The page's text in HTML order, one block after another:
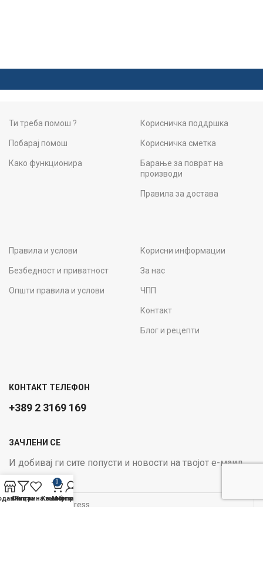
Ти треба помош ?
Побарај помош
Како функционира
Корисничка поддршка
Корисничка сметка
Барање за поврат на
производи
Правила за достава
Правила и услови
Безбедност и приватност
Општи правила и услови
Корисни информации
За нас
ЧПП
Контакт
Блог и рецепти
КОНТАКТ ТЕЛЕФОН
+389 2 3169 169
ЗАЧЛЕНИ СЕ
И добивај ги сите попусти и новости на твојот е-маил
Email address:
Филтри
Листа на желби
0
Кошничка
Мој профил